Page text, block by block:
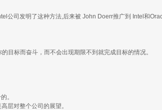
司发明了这种方法,后来被 John Doerr推广到 Intel和
目标而奋斗，而不会出现期限不到就完成目标的情况。
。
层对整个公司的展望。